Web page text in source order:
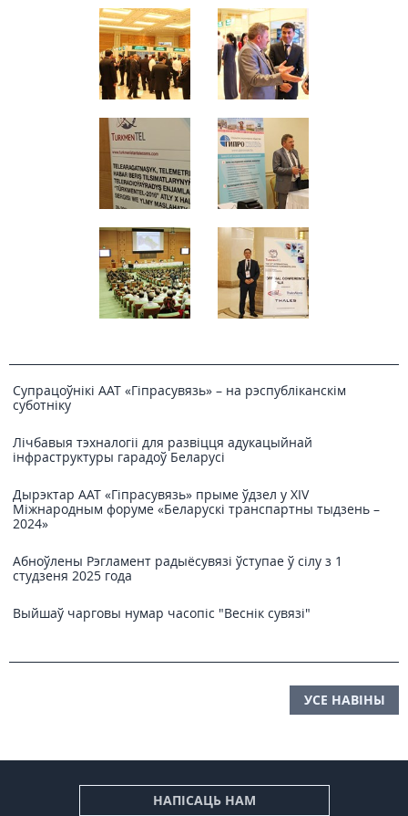
Супрацоўнікі ААТ «Гіпрасувязь» – на рэспубліканскім
суботніку
Лічбавыя тэхналогіі для развіцця адукацыйнай
інфраструктуры гарадоў Беларусі
Дырэктар ААТ «Гіпрасувязь» прыме ўдзел у XIV
Міжнародным форуме «Беларускі транспартны тыдзень –
2024»
Абноўлены Рэгламент радыёсувязі ўступае ў сілу з 1
студзеня 2025 года
Выйшаў чарговы нумар часопіс "Веснiк сувязi"
УСЕ НАВІНЫ
НАПІСАЦЬ НАМ